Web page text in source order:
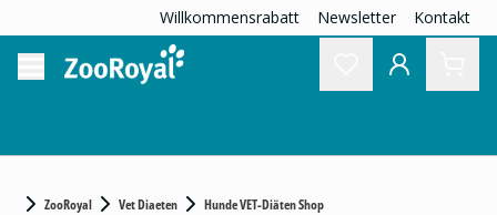
Willkommensrabatt Newsletter Kontakt
ZooRoyal Vet Diaeten Hunde VET-Diäten Shop